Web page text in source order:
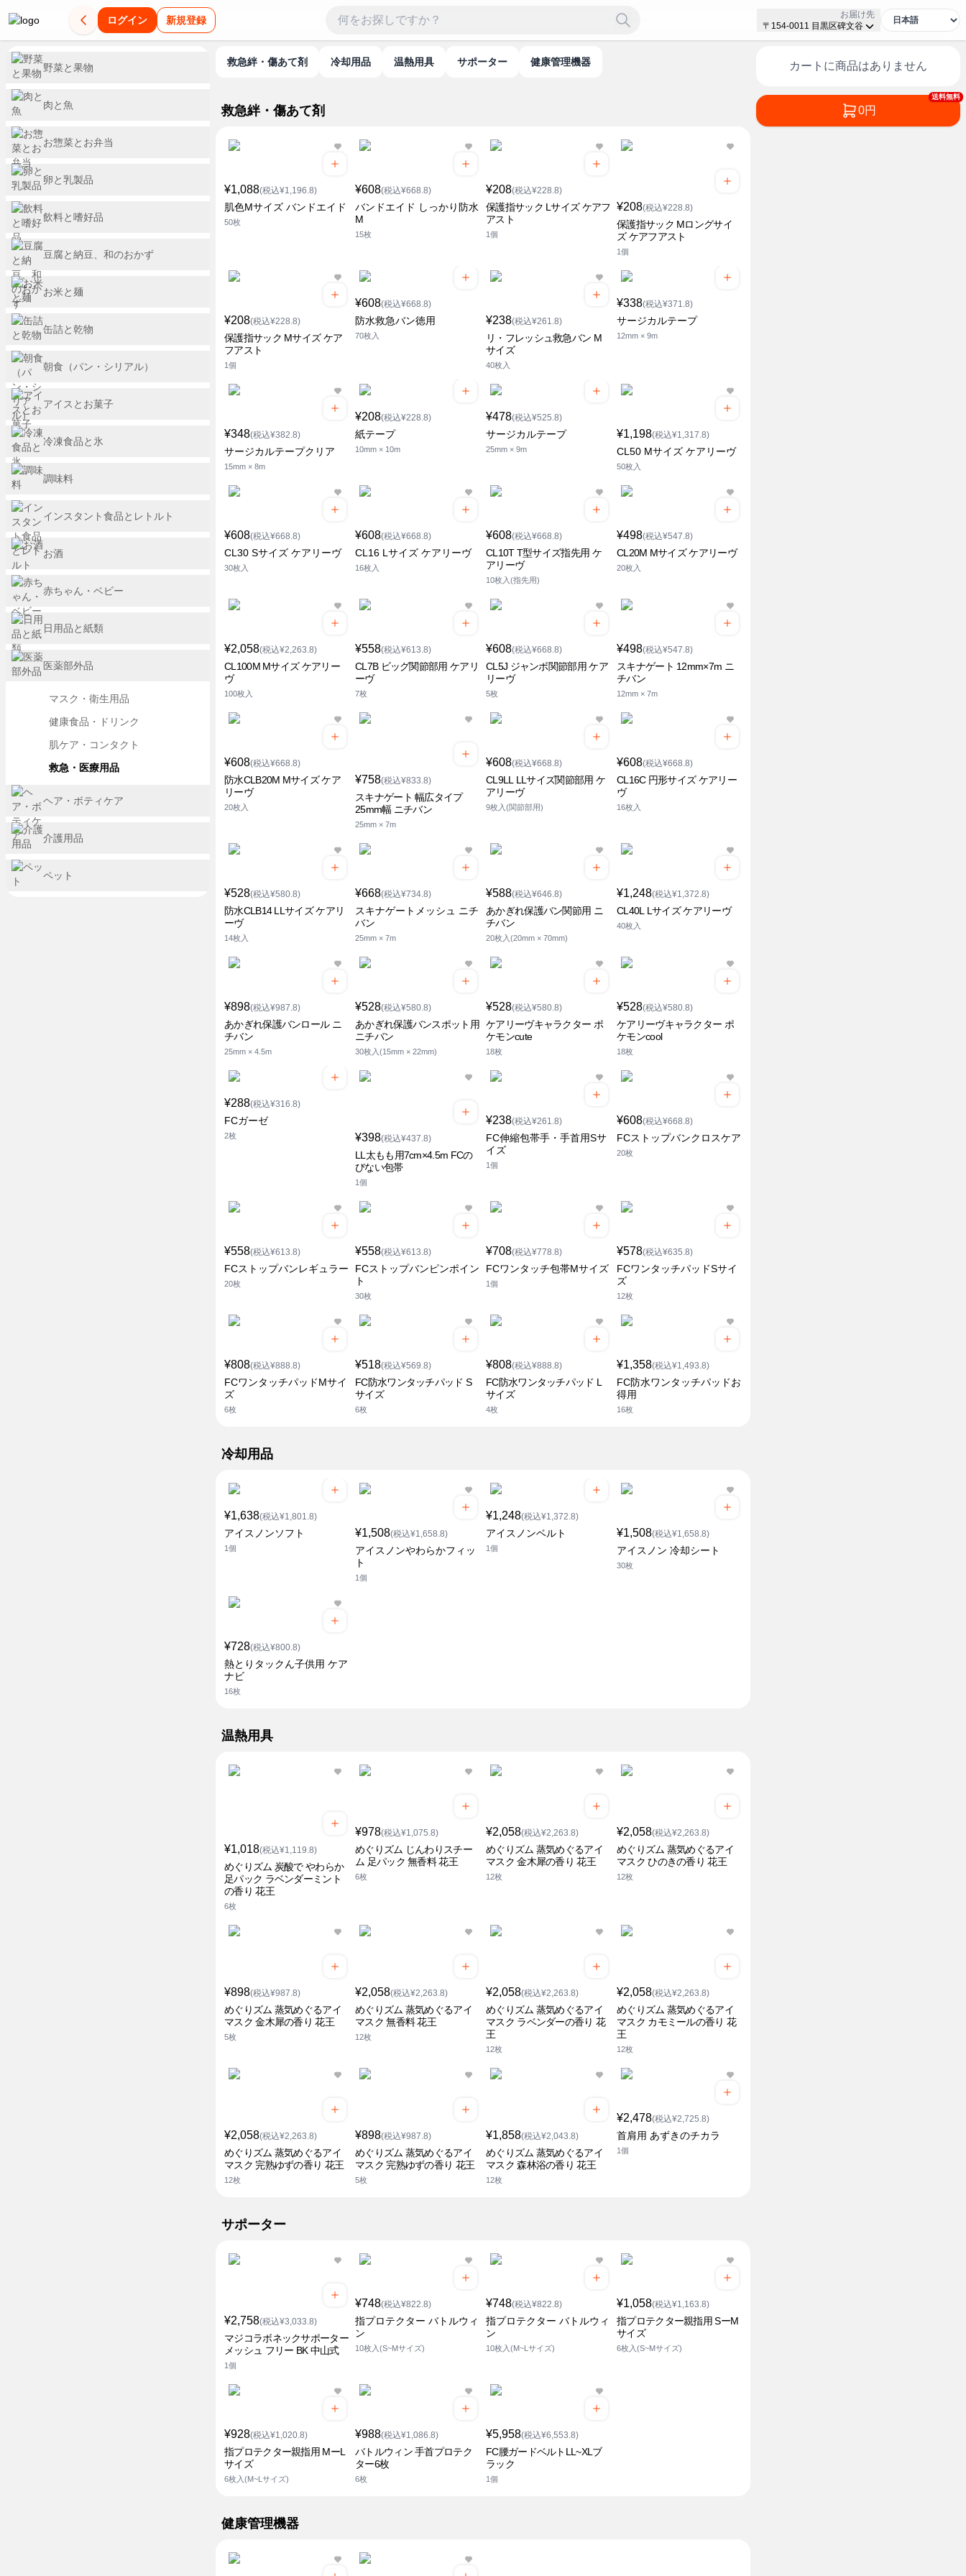
ログイン 新規登録
お届け先
〒154-0011 目黒区碑文谷
救急絆・傷あて剤 冷却用品 温熱用具 サポーター 健康管理機器
救急絆・傷あて剤
¥1,088(税込¥1,196.8)
肌色Mサイズ バンドエイド
50枚
¥608(税込¥668.8)
バンドエイド しっかり防水
M
15枚
¥208(税込¥228.8)
保護指サック Lサイズ ケアフ
アスト
1個
¥208(税込¥228.8)
保護指サック Mロングサイ
ズ ケアフアスト
1個
¥208(税込¥228.8)
保護指サック Mサイズ ケア
フアスト
1個
¥608(税込¥668.8)
防水救急バン徳用
70枚入
¥238(税込¥261.8)
リ・フレッシュ救急バン M
サイズ
40枚入
¥338(税込¥371.8)
サージカルテープ
12mm × 9m
¥348(税込¥382.8)
サージカルテープクリア
15mm × 8m
¥208(税込¥228.8)
紙テープ
10mm × 10m
¥478(税込¥525.8)
サージカルテープ
25mm × 9m
¥1,198(税込¥1,317.8)
CL50 Mサイズ ケアリーヴ
50枚入
¥608(税込¥668.8)
CL30 Sサイズ ケアリーヴ
30枚入
¥608(税込¥668.8)
CL16 Lサイズ ケアリーヴ
16枚入
¥608(税込¥668.8)
CL10T T型サイズ指先用 ケ
アリーヴ
10枚入(指先用)
¥498(税込¥547.8)
CL20M Mサイズ ケアリーヴ
20枚入
¥2,058(税込¥2,263.8)
CL100M Mサイズ ケアリー
ヴ
100枚入
¥558(税込¥613.8)
CL7B ビッグ関節部用 ケアリ
ーヴ
7枚
¥608(税込¥668.8)
CL5J ジャンボ関節部用 ケア
リーヴ
5枚
¥498(税込¥547.8)
スキナゲート 12mm×7m ニ
チバン
12mm × 7m
¥608(税込¥668.8)
防水CLB20M Mサイズ ケア
リーヴ
20枚入
¥758(税込¥833.8)
スキナゲート 幅広タイプ
25mm幅 ニチバン
25mm × 7m
¥608(税込¥668.8)
CL9LL LLサイズ関節部用 ケ
アリーヴ
9枚入(関節部用)
¥608(税込¥668.8)
CL16C 円形サイズ ケアリー
ヴ
16枚入
¥528(税込¥580.8)
防水CLB14 LLサイズ ケアリ
ーヴ
14枚入
¥668(税込¥734.8)
スキナゲートメッシュ ニチ
バン
25mm × 7m
¥588(税込¥646.8)
あかぎれ保護バン関節用 ニ
チバン
20枚入(20mm × 70mm)
¥1,248(税込¥1,372.8)
CL40L Lサイズ ケアリーヴ
40枚入
¥898(税込¥987.8)
あかぎれ保護バンロール ニ
チバン
25mm × 4.5m
¥528(税込¥580.8)
あかぎれ保護バンスポット用
ニチバン
30枚入(15mm × 22mm)
¥528(税込¥580.8)
ケアリーヴキャラクター ポ
ケモンcute
18枚
¥528(税込¥580.8)
ケアリーヴキャラクター ポ
ケモンcool
18枚
¥288(税込¥316.8)
FCガーゼ
2枚 ¥398(税込¥437.8)
LL太もも用7cm×4.5m FCの
びない包帯
1個
¥238(税込¥261.8)
FC伸縮包帯手・手首用Sサ
イズ
1個
¥608(税込¥668.8)
FCストップバンクロスケア
20枚
¥558(税込¥613.8)
FCストップバンレギュラー
20枚
¥558(税込¥613.8)
FCストップバンピンポイン
ト
30枚
¥708(税込¥778.8)
FCワンタッチ包帯Mサイズ
1個
¥578(税込¥635.8)
FCワンタッチパッドSサイ
ズ
12枚
¥808(税込¥888.8)
FCワンタッチパッドMサイ
ズ
6枚
¥518(税込¥569.8)
FC防水ワンタッチパッド S
サイズ
6枚
¥808(税込¥888.8)
FC防水ワンタッチパッド L
サイズ
4枚
¥1,358(税込¥1,493.8)
FC防水ワンタッチパッドお
得用
16枚
冷却用品
¥1,638(税込¥1,801.8)
アイスノンソフト
1個
¥1,508(税込¥1,658.8)
アイスノンやわらかフィッ
ト
1個
¥1,248(税込¥1,372.8)
アイスノンベルト
1個
¥1,508(税込¥1,658.8)
アイスノン 冷却シート
30枚
¥728(税込¥800.8)
熱とりタックん子供用 ケア
ナビ
16枚
温熱用具
¥1,018(税込¥1,119.8)
めぐりズム 炭酸で やわらか
足パック ラベンダーミント
の香り 花王
6枚
¥978(税込¥1,075.8)
めぐりズム じんわりスチー
ム 足パック 無香料 花王
6枚
¥2,058(税込¥2,263.8)
めぐりズム 蒸気めぐるアイ
マスク 金木犀の香り 花王
12枚
¥2,058(税込¥2,263.8)
めぐりズム 蒸気めぐるアイ
マスク ひのきの香り 花王
12枚
¥898(税込¥987.8)
めぐりズム 蒸気めぐるアイ
マスク 金木犀の香り 花王
5枚
¥2,058(税込¥2,263.8)
めぐりズム 蒸気めぐるアイ
マスク 無香料 花王
12枚
¥2,058(税込¥2,263.8)
めぐりズム 蒸気めぐるアイ
マスク ラベンダーの香り 花
王
12枚
¥2,058(税込¥2,263.8)
めぐりズム 蒸気めぐるアイ
マスク カモミールの香り 花
王
12枚
¥2,058(税込¥2,263.8)
めぐりズム 蒸気めぐるアイ
マスク 完熟ゆずの香り 花王
12枚
¥898(税込¥987.8)
めぐりズム 蒸気めぐるアイ
マスク 完熟ゆずの香り 花王
5枚
¥1,858(税込¥2,043.8)
めぐりズム 蒸気めぐるアイ
マスク 森林浴の香り 花王
12枚
¥2,478(税込¥2,725.8)
首肩用 あずきのチカラ
1個
サポーター
¥2,758(税込¥3,033.8)
マジコラボネックサポーター
メッシュ フリー BK 中山式
1個
¥748(税込¥822.8)
指プロテクター バトルウィ
ン
10枚入(S~Mサイズ)
¥748(税込¥822.8)
指プロテクター バトルウィ
ン
10枚入(M~Lサイズ)
¥1,058(税込¥1,163.8)
指プロテクター親指用 SーM
サイズ
6枚入(S~Mサイズ)
¥928(税込¥1,020.8)
指プロテクター親指用 MーL
サイズ
6枚入(M~Lサイズ)
¥988(税込¥1,086.8)
バトルウィン 手首プロテク
ター6枚
6枚
¥5,958(税込¥6,553.8)
FC腰ガードベルトLL~XLブ
ラック
1個
健康管理機器
カートに商品はありません
送料無料
0円
野菜と果物
肉と魚
お惣菜とお弁当
卵と乳製品
飲料と嗜好品
豆腐と納豆、和のおかず
お米と麺
缶詰と乾物
朝食（パン・シリアル）
アイスとお菓子
冷凍食品と氷
調味料
インスタント食品とレトルト
お酒
赤ちゃん・ベビー
日用品と紙類
医薬部外品
マスク・衛生用品
健康食品・ドリンク
肌ケア・コンタクト
救急・医療用品
ヘア・ボティケア
介護用品
ペット